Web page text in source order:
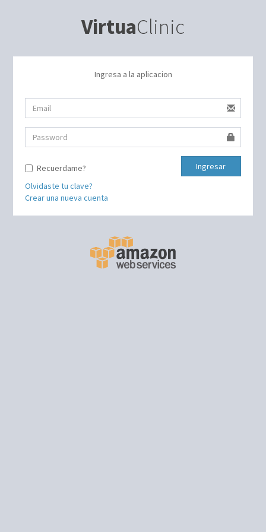
VirtuaClinic
Ingresa a la aplicacion
Recuerdame?
Ingresar
Olvidaste tu clave?
Crear una nueva cuenta